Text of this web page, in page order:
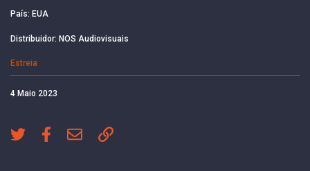
País: EUA
Distribuidor: NOS Audiovisuais
Estreia
4 Maio 2023